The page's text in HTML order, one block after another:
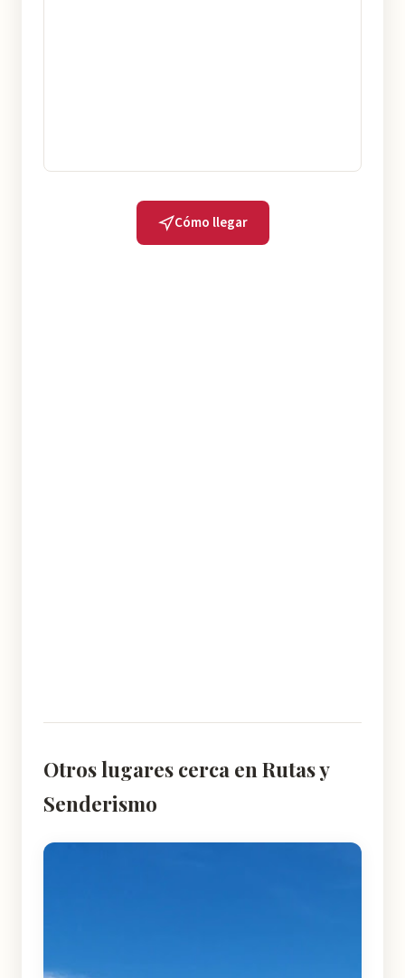
Cómo llegar
Otros lugares cerca en Rutas y
Senderismo